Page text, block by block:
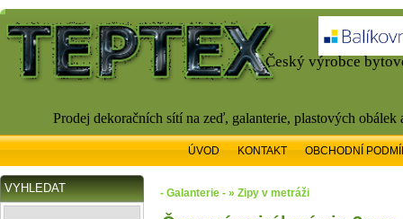
Český výrobce
Prodej dekoračních sítí na zeď, galanterie, plastových
ÚVOD KONTAKT OBCHODNÍ
VYHLEDAT - Galanterie - » Zipy v metráži